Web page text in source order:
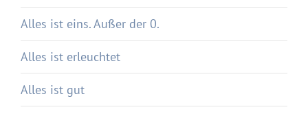
Alles ist eins. Außer der 0.
Alles ist erleuchtet
Alles ist gut